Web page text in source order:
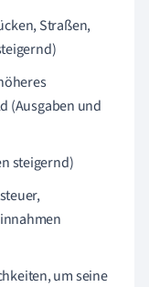
Straßen,
(Ausgaben und
steigernd)
um seine